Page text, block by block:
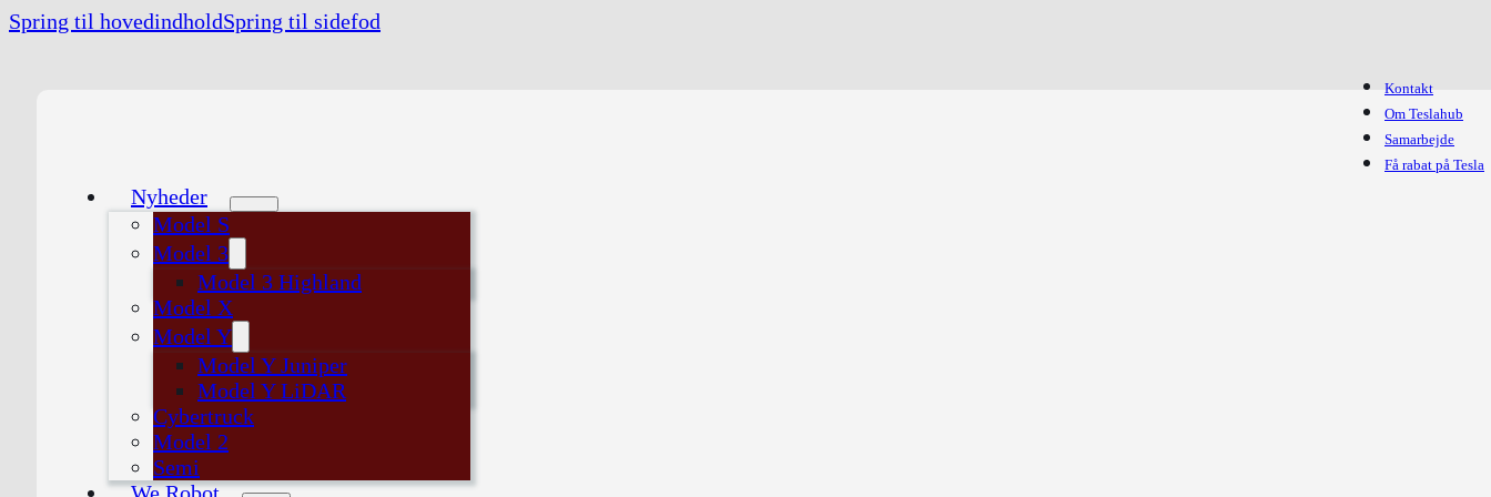
Spring til hovedindholdSpring til sidefod
Kontakt
Om Teslahub
Samarbejde
Få rabat på Tesla
Nyheder
Model S
Model 3
Model 3 Highland
Model X
Model Y
Model Y Juniper
Model Y LiDAR
Cybertruck
Model 2
Semi